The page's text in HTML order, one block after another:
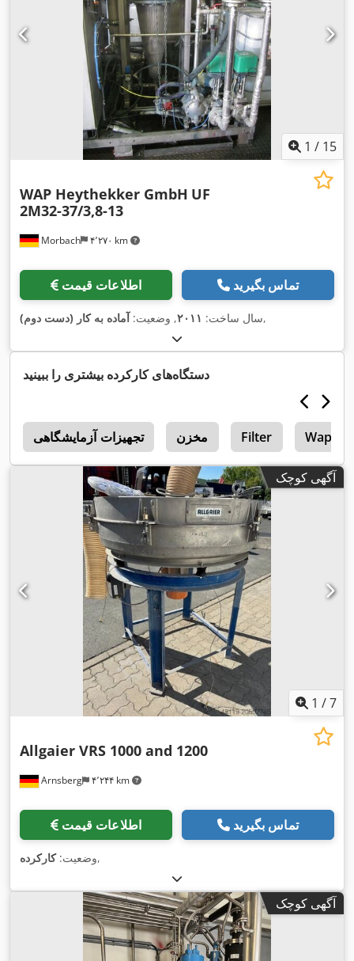
1 / 15
Morbach ۴٬۲۷۰ km
WAP Heythekker GmbH UF
2M32-37/3,8-13
اطلاعات قیمت تماس بگیرید
سال ساخت: ۲۰۱۱, وضعیت:آماده به کار (دست دوم) ,
دستگاه‌های کارکرده بیشتری را ببینید
تجهیزات آزمایشگاهی مخزن Filter Wap
آگهی کوچک
1 /7
Arnsberg ۴٬۲۴۴ km
Allgaier VRS 1000 and 1200
اطلاعات قیمت تماس بگیرید
وضعیت:کارکرده ,
آگهی کوچک